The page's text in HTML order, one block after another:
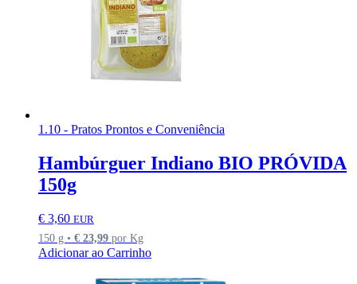
1.10 - Pratos Prontos e Conveniência
Hambúrguer Indiano BIO PRÓVIDA
150g
€ 3,60 EUR
150 g • € 23,99 por Kg
Adicionar ao Carrinho